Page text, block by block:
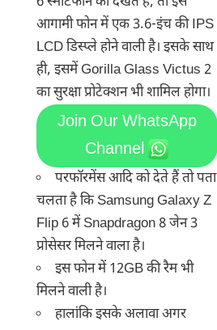
आगामी फोन में एक 3.6-इंच की IPS
LCD डिस्प्ले होने वाली है। इसके साथ
ही, इसमें Gorilla Glass Victus 2
का सुरक्षा प्रोटेक्शन भी शामिल होगा।
Join Our WhatsApp
Channel
परफॉरमेंस आदि को देते हैं तो पता
चलता है कि Samsung Galaxy Z
Flip 6 में Snapdragon 8 जेन 3
प्रोसेसर मिलने वाला है।
इस फोन में 12GB की रैम भी
मिलने वाली है।
हालांकि इसके अलावा अगर